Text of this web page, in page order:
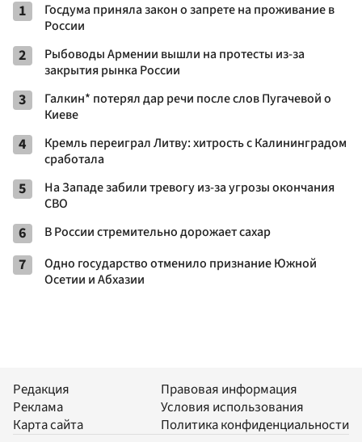
1
Госдума приняла закон о запрете на проживание в
России
2
Рыбоводы Армении вышли на протесты из-за
закрытия рынка России
3
Галкин* потерял дар речи после слов Пугачевой о
Киеве
4
Кремль переиграл Литву: хитрость с Калининградом
сработала
5
На Западе забили тревогу из-за угрозы окончания
СВО
6 В России стремительно дорожает сахар
7
Одно государство отменило признание Южной
Осетии и Абхазии
Редакция
Реклама
Карта сайта
Правовая информация
Условия использования
Политика конфиденциальности